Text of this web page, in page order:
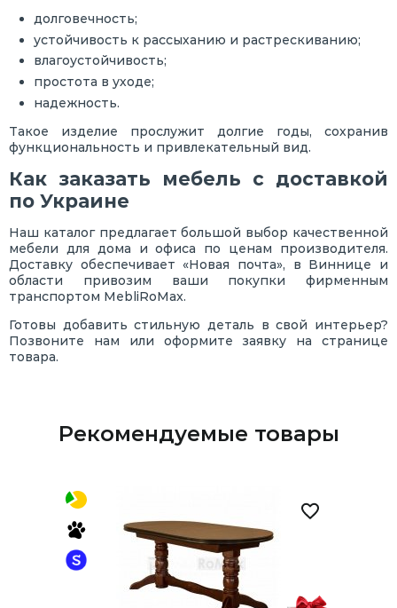
долговечность;
устойчивость к рассыханию и растрескиванию;
влагоустойчивость;
простота в уходе;
надежность.
Такое изделие прослужит долгие годы, сохранив
функциональность и привлекательный вид.
Как заказать мебель с доставкой
по Украине
Наш каталог предлагает большой выбор качественной
мебели для дома и офиса по ценам производителя.
Доставку обеспечивает «Новая почта», в Виннице и
области привозим ваши покупки фирменным
транспортом MebliRoMax.
Готовы добавить стильную деталь в свой интерьер?
Позвоните нам или оформите заявку на странице
товара.
Рекомендуемые товары